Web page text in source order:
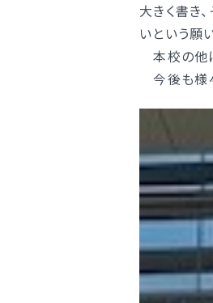
今
よ
教
明
動
明
お問
新
明
施
今
教
明
明
大きく書き
いという願
本校の他
今後も様